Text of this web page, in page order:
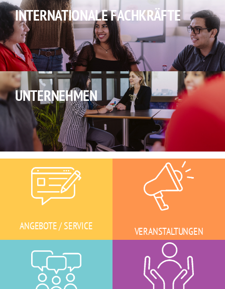
INTERNATIONALE FACHKRÄFTE
MEHR ERFAHREN
UNTERNEHMEN
MEHR ERFAHREN
ANGEBOTE / SERVICE VERANSTALTUNGEN